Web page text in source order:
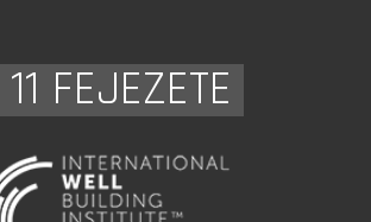
FEJEZETE